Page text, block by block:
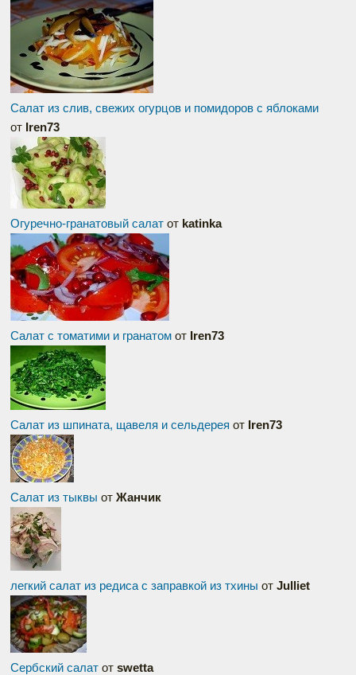
Салат из слив, свежих огурцов и помидоров с яблоками
от Iren73
Огуречно-гранатовый салат от katinka
Салат с томатими и гранатом от Iren73
Салат из шпината, щавеля и сельдерея от Iren73
Салат из тыквы от Жанчик
легкий салат из редиса с заправкой из тхины от Julliet
Сербский салат от swetta